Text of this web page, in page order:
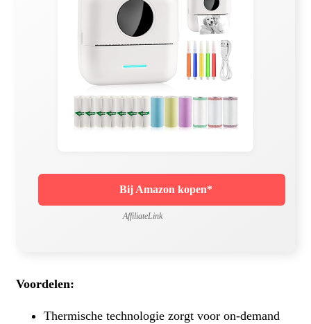
Bij Amazon kopen*
AffiliateLink
Voordelen:
Thermische technologie zorgt voor on-demand